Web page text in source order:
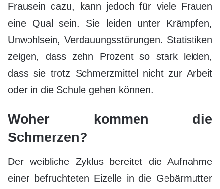
Frausein dazu, kann jedoch für viele Frauen
eine Qual sein. Sie leiden unter Krämpfen,
Unwohlsein, Verdauungsstörungen. Statistiken
zeigen, dass zehn Prozent so stark leiden,
dass sie trotz Schmerzmittel nicht zur Arbeit
oder in die Schule gehen können.
Woher kommen die
Schmerzen?
Der weibliche Zyklus bereitet die Aufnahme
einer befruchteten Eizelle in die Gebärmutter